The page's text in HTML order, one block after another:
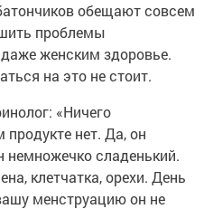
обещают совсем
проблемы
женским здоровье.
на это не стоит.
«Ничего
продукте нет. Да, он
немножечко сладенький.
клетчатка, орехи. День
менструацию он не